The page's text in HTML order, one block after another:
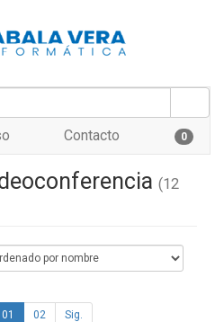
Contacto 0
(12
01 02 Sig.